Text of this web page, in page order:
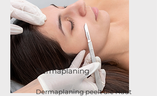
Dermaplaning
Dermaplaning peelt die Haut